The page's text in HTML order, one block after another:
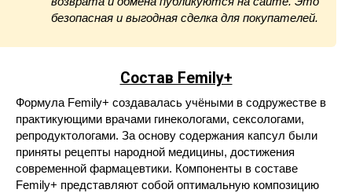
безопасная и выгодная сделка для покупателей.
Состав Femily+
Формула Femily+ создавалась учёными в содружестве в
практикующими врачами гинекологами, сексологами,
репродуктологами. За основу содержания капсул были
приняты рецепты народной медицины, достижения
современной фармацевтики. Компоненты в составе
Femily+ представляют собой оптимальную композицию